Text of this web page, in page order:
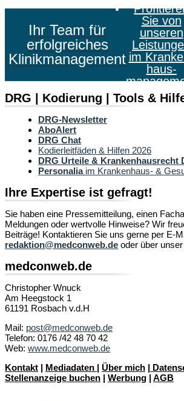
Ihr Team für
erfolgreiches
Klinikmanagement
Sie von
unseren
im
haus­
DRG | Kodierung | Tools &
DRG-Newsletter
AboAlert
DRG Chat
Kodierleitfäden & Hilfen 2026
DRG Urteile & Krankenhausrecht
Personaliaim Krankenhaus- &
Ihre Expertise ist gefragt!
Sie haben eine Pressemitteilung, einen
Meldungen oder wertvolle Hinweise? Wir
Beiträge! Kontaktieren Sie uns gerne per E-
redaktion@medconweb.de oder über unser
medconweb.de
Christopher Wnuck
Am Heegstock 1
61191 Rosbach v.d.H
Mail: post@medconweb.de
Telefon: 0176 /42 48 70 42
Web: www.medconweb.de
Kontakt | Mediadaten | Über mich |
Stellenanzeige buchen | Werbung | AGB